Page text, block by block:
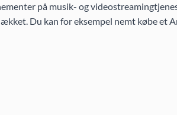
på musik- og
Du kan for eksempel nemt købe et